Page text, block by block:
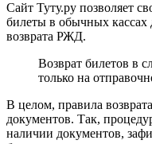
Сайт Туту.ру позволяет
билеты в обычных кассах
возврата РЖД.
Возврат билетов в
только на
В целом, правила
документов. Так,
наличии документов,